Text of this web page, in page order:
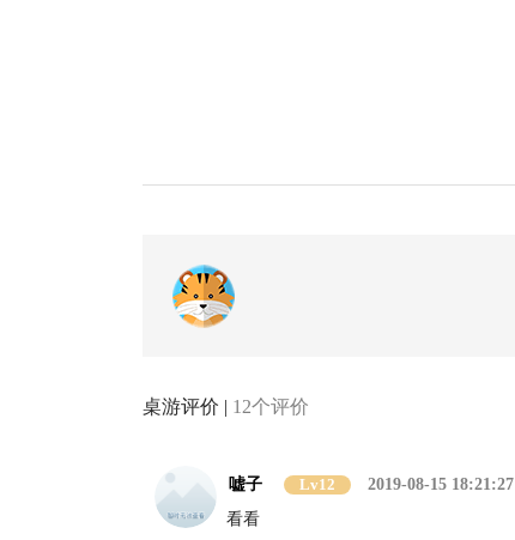
桌游评价 | 12个评价
嘘子 Lv12
2019-08-15 18:21:27
看看